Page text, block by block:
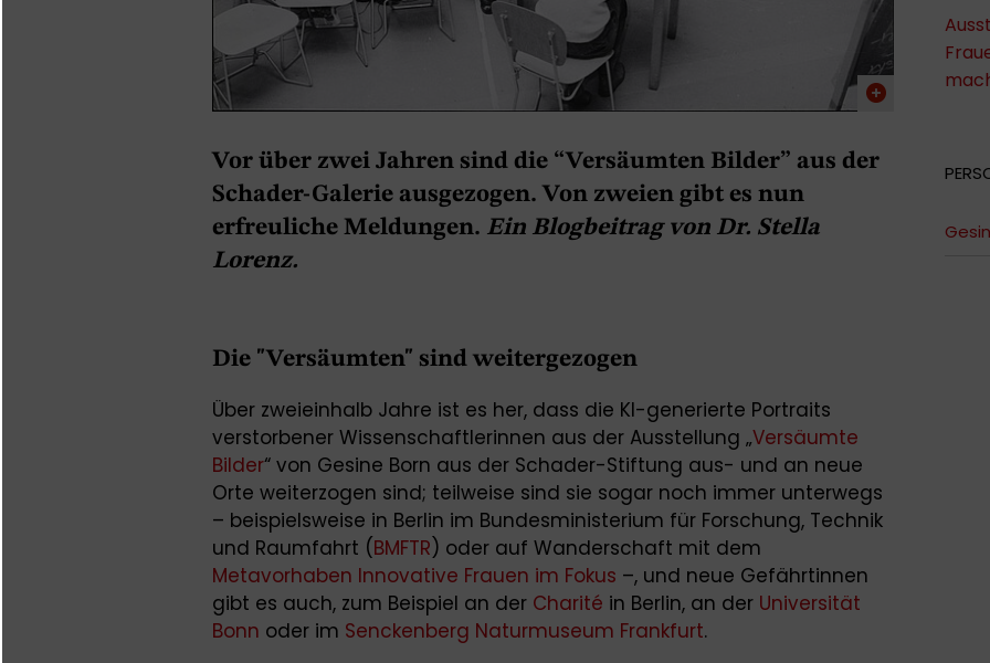
Vor über zwei Jahren sind die “Versäumten Bilder” aus der
Schader-Galerie ausgezogen. Von zweien gibt es nun
erfreuliche Meldungen. Ein Blogbeitrag von Dr. Stella
Lorenz.
Die "Versäumten" sind weitergezogen
Über zweieinhalb Jahre ist es her, dass die KI-generierte Portraits
verstorbener Wissenschaftlerinnen aus der Ausstellung „Versäumte
Bilder“ von Gesine Born aus der Schader-Stiftung aus- und an neue
Orte weiterzogen sind; teilweise sind sie sogar noch immer unterwegs
– beispielsweise in Berlin im Bundesministerium für Forschung, Technik
und Raumfahrt (BMFTR) oder auf Wanderschaft mit dem
Metavorhaben Innovative Frauen im Fokus –, und neue Gefährtinnen
gibt es auch, zum Beispiel an der Charité in Berlin, an der Universität
Bonn oder im Senckenberg Naturmuseum Frankfurt.